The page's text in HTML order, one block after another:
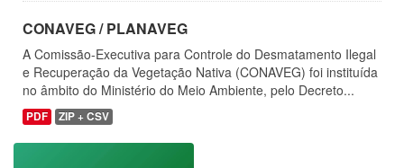
CONAVEG / PLANAVEG
A Comissão-Executiva para Controle do Desmatamento Ilegal
e Recuperação da Vegetação Nativa (CONAVEG) foi instituída
no âmbito do Ministério do Meio Ambiente, pelo Decreto...
PDF ZIP + CSV